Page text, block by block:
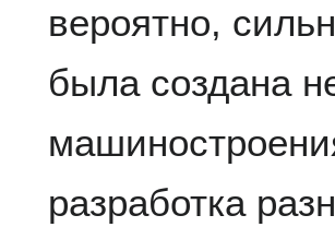
вероятно,
была создана
разработка